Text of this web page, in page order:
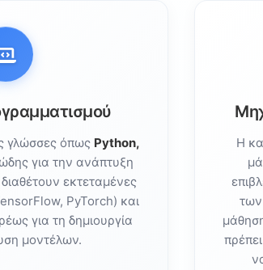
Δια Βίου Μάθηση
Νοημοσύνη
ΤΝ
ΤΝ
γλώσσες όπως Python,
για την ανάπτυξη
εκτεταμένες
PyTorch) και
για τη δημιουργία
μοντέλων.
Η
των